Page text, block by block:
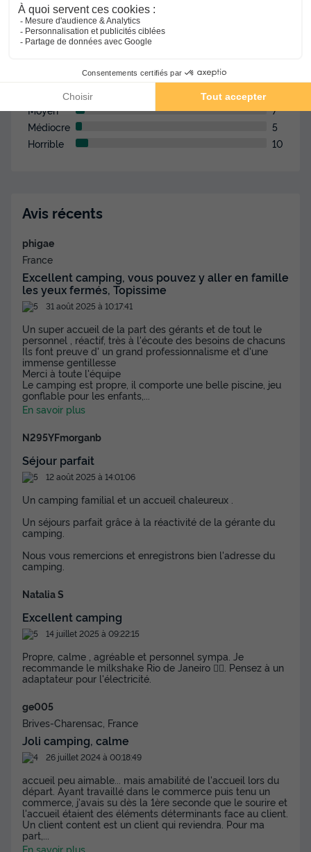
Service
Qualité/prix
Propreté
Très Bon
Moyen
7
Médiocre
5
Horrible
10
Avis récents
phigae
France
Excellent camping, vous pouvez y aller en famille
les yeux fermés, Topissime
31 août 2025 à 10:17:41
Un super accueil de la part des gérants et de tout le
personnel , réactif, très à l'écoute des besoins de chacuns
Ils font preuve d' un grand professionnalisme et d'une
immense gentillesse
Merci à toute l'équipe
Le camping est propre, il comporte une belle piscine, jeu
gonflable pour les enfants,
En savoir plus
N295YFmorganb
Séjour parfait
12 août 2025 à 14:01:06
Un camping familial et un accueil chaleureux .
Un séjours parfait grâce à la réactivité de la gérante du
camping.
Nous vous remercions et enregistrons bien l'adresse du
camping.
Natalia S
Excellent camping
14 juillet 2025 à 09:22:15
Propre, calme , agréable et personnel sympa. Je
recommande le milkshake Rio de Janeiro 👌🏽. Pensez à un
adaptateur pour l'électricité.
ge005
Brives-Charensac, France
Joli camping, calme
26 juillet 2024 à 00:18:49
accueil peu aimable... mais amabilité de l'accueil lors du
départ. Ayant travaillé dans le commerce puis tenu un
commerce, j'avais su dès la 1ère seconde que le sourire et
l'accueil étaient des éléments déterminants face au client.
Un client content est un client qui reviendra. Pour ma
part,
En savoir plus